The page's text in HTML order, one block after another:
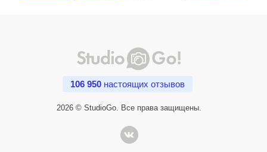
106 950 настоящих отзывов
2026 © StudioGo. Все права защищены.